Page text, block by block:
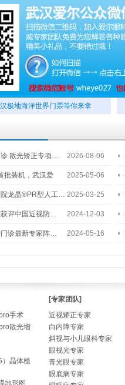
极地海洋世界门票等你来拿
散光矫正专项… 2026-08-06
批装机，武汉爱 2025-05-06
院龙晶®PR型人工… 2025-03-25
评中国近视防… 2024-12-03
诊最新专家阵… 2024-05-16
手术
散光增
）晶体植
地形图
[专家团队]
近视矫正专家
白内障专家
斜视与小儿眼科专家
眼视光专家
青光眼专家
眼底病专家